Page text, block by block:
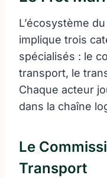
L’écosystème
implique trois
spécialisés : le
transport, le
Chaque acteur
dans la chaîne
Le
Transport